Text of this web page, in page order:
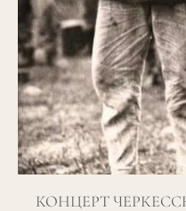
КОНЦЕРТ